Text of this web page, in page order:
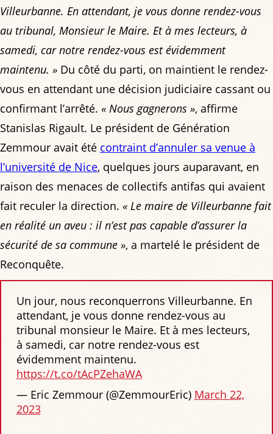
Villeurbanne. En attendant, je vous donne rendez-vous
au tribunal, Monsieur le Maire. Et à mes lecteurs, à
samedi, car notre rendez-vous est évidemment
maintenu. » Du côté du parti, on maintient le rendez-
vous en attendant une décision judiciaire cassant ou
confirmant l’arrêté. « Nous gagnerons », affirme
Stanislas Rigault. Le président de Génération
Zemmour avait été contraint d’annuler sa venue à
l’université de Nice, quelques jours auparavant, en
raison des menaces de collectifs antifas qui avaient
fait reculer la direction. « Le maire de Villeurbanne fait
en réalité un aveu : il n’est pas capable d’assurer la
sécurité de sa commune », a martelé le président de
Reconquête.
Un jour, nous reconquerrons Villeurbanne. En
attendant, je vous donne rendez-vous au
tribunal monsieur le Maire. Et à mes lecteurs,
à samedi, car notre rendez-vous est
évidemment maintenu.
https://t.co/tAcPZehaWA
— Eric Zemmour (@ZemmourEric) March 22,
2023